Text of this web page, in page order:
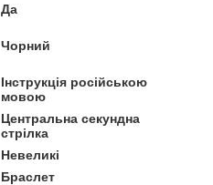
Да
Чорний
Інструкція російською
мовою
Центральна секундна
стрілка
Невеликі
Браслет